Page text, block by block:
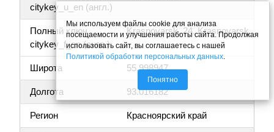
citykey_u_en (англ.)
Полный ключ
citykey_f_en (англ.)
Krasnoyarsk, 24, Krasnoyarsk
Широта 55.998947
Долгота 93.016182
Регион Красноярский край
Мы используем файлы cookie для анализа
посещаемости и улучшения работы сайта. Продолжая
использовать сайт, вы соглашаетесь с нашей
Политикой обработки персональных данных.
Понятно